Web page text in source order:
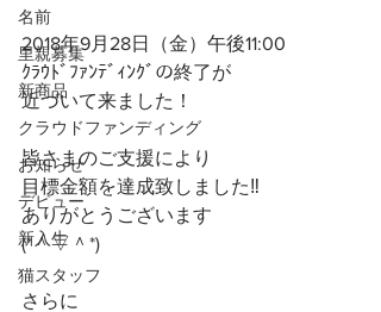
名前
里親募集
新商品
クラウドファンディング
お知らせ
デビュー
新入生
猫スタッフ
2018年9月28日（金）午後11:00
ｸﾗｳﾄﾞﾌｧﾝﾃﾞｨﾝｸﾞの終了が
近づいて来ました！
皆さまのご支援により
目標金額を達成致しました‼️
ありがとうございます
(*＾▽＾*)
さらに